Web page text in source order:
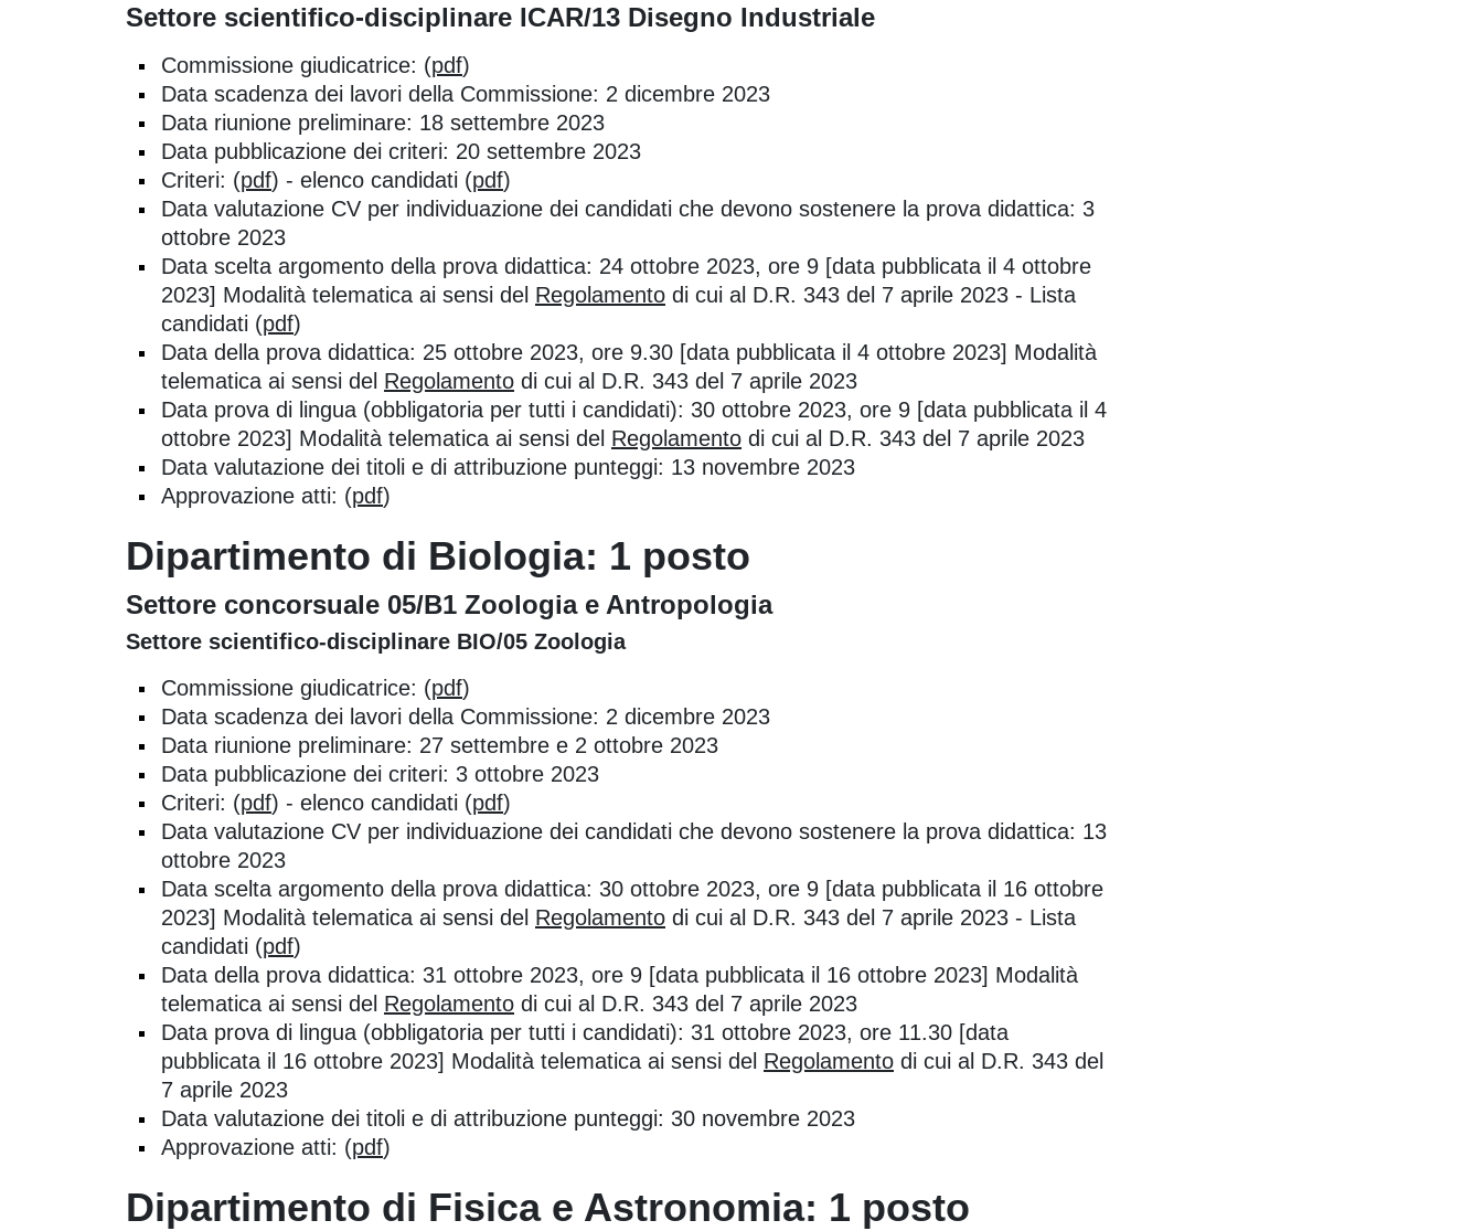
Settore scientifico-disciplinare ICAR/13 Disegno Industriale
Commissione giudicatrice: (pdf)
Data scadenza dei lavori della Commissione: 2 dicembre 2023
Data riunione preliminare: 18 settembre 2023
Data pubblicazione dei criteri: 20 settembre 2023
Criteri: (pdf) - elenco candidati (pdf)
Data valutazione CV per individuazione dei candidati che devono sostenere la prova didattica: 3
ottobre 2023
Data scelta argomento della prova didattica: 24 ottobre 2023, ore 9 [data pubblicata il 4 ottobre
2023] Modalità telematica ai sensi del Regolamento di cui al D.R. 343 del 7 aprile 2023 - Lista
candidati (pdf)
Data della prova didattica: 25 ottobre 2023, ore 9.30 [data pubblicata il 4 ottobre 2023] Modalità
telematica ai sensi del Regolamento di cui al D.R. 343 del 7 aprile 2023
Data prova di lingua (obbligatoria per tutti i candidati): 30 ottobre 2023, ore 9 [data pubblicata il 4
ottobre 2023] Modalità telematica ai sensi del Regolamento di cui al D.R. 343 del 7 aprile 2023
Data valutazione dei titoli e di attribuzione punteggi: 13 novembre 2023
Approvazione atti: (pdf)
Dipartimento di Biologia: 1 posto
Settore concorsuale 05/B1 Zoologia e Antropologia
Settore scientifico-disciplinare BIO/05 Zoologia
Commissione giudicatrice: (pdf)
Data scadenza dei lavori della Commissione: 2 dicembre 2023
Data riunione preliminare: 27 settembre e 2 ottobre 2023
Data pubblicazione dei criteri: 3 ottobre 2023
Criteri: (pdf) - elenco candidati (pdf)
Data valutazione CV per individuazione dei candidati che devono sostenere la prova didattica: 13
ottobre 2023
Data scelta argomento della prova didattica: 30 ottobre 2023, ore 9 [data pubblicata il 16 ottobre
2023] Modalità telematica ai sensi del Regolamento di cui al D.R. 343 del 7 aprile 2023 - Lista
candidati (pdf)
Data della prova didattica: 31 ottobre 2023, ore 9 [data pubblicata il 16 ottobre 2023] Modalità
telematica ai sensi del Regolamento di cui al D.R. 343 del 7 aprile 2023
Data prova di lingua (obbligatoria per tutti i candidati): 31 ottobre 2023, ore 11.30 [data
pubblicata il 16 ottobre 2023] Modalità telematica ai sensi del Regolamento di cui al D.R. 343 del
7 aprile 2023
Data valutazione dei titoli e di attribuzione punteggi: 30 novembre 2023
Approvazione atti: (pdf)
Dipartimento di Fisica e Astronomia: 1 posto